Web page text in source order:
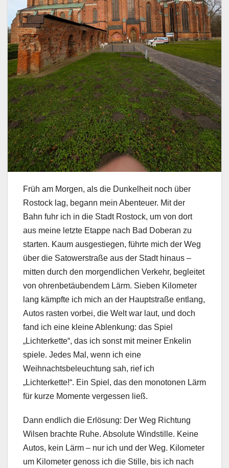
Früh am Morgen, als die Dunkelheit noch über
Rostock lag, begann mein Abenteuer. Mit der
Bahn fuhr ich in die Stadt Rostock, um von dort
aus meine letzte Etappe nach Bad Doberan zu
starten. Kaum ausgestiegen, führte mich der Weg
über die Satowerstraße aus der Stadt hinaus –
mitten durch den morgendlichen Verkehr, begleitet
von ohrenbetäubendem Lärm. Sieben Kilometer
lang kämpfte ich mich an der Hauptstraße entlang,
Autos rasten vorbei, die Welt war laut, und doch
fand ich eine kleine Ablenkung: das Spiel
„Lichterkette“, das ich sonst mit meiner Enkelin
spiele. Jedes Mal, wenn ich eine
Weihnachtsbeleuchtung sah, rief ich
„Lichterkette!“. Ein Spiel, das den monotonen Lärm
für kurze Momente vergessen ließ.
Dann endlich die Erlösung: Der Weg Richtung
Wilsen brachte Ruhe. Absolute Windstille. Keine
Autos, kein Lärm – nur ich und der Weg. Kilometer
um Kilometer genoss ich die Stille, bis ich nach